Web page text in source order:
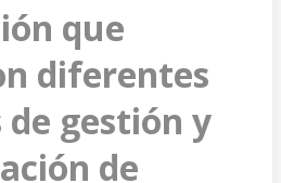
que
diferentes
gestión y
de